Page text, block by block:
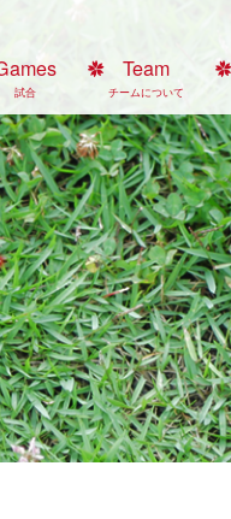
試合
Team
チームについて